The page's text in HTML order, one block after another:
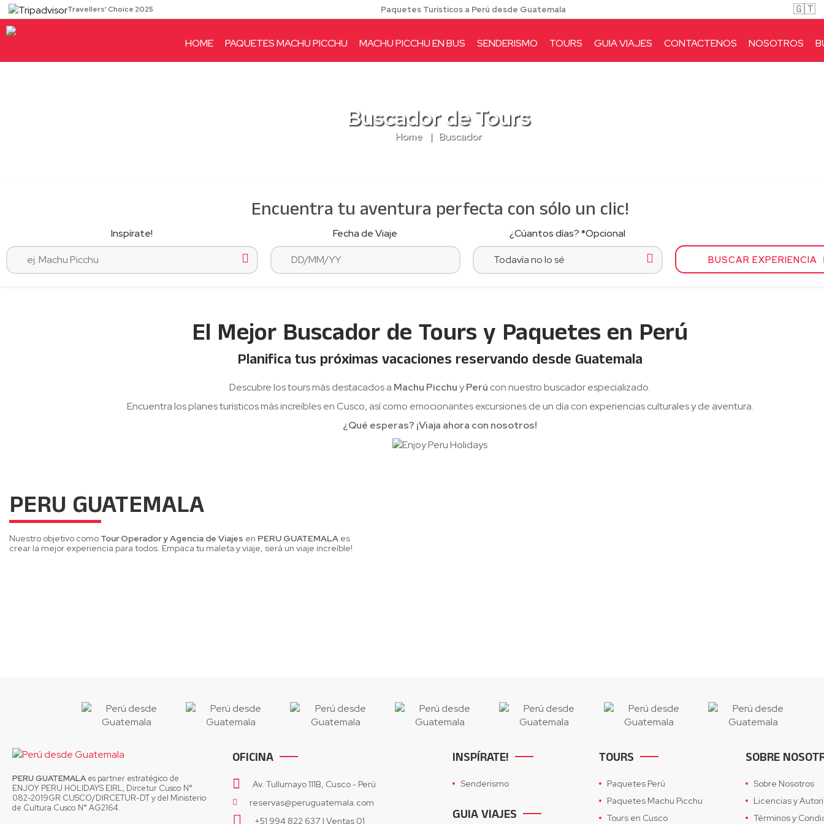
Travellers' Choice 2025 Paquetes Turísticos a Perú desde Guatemala 🇬🇹
HOME PAQUETES MACHU PICCHU MACHU PICCHU EN BUS SENDERISMO TOURS GUIA VIAJES CONTACTENOS NOSOTROS
Buscador de Tours
Home Buscador
Encuentra tu aventura perfecta con sólo un clic!
Inspírate! Fecha de Viaje ¿Cúantos días? *Opcional
BUSCAR EXPERIENCIA
El Mejor Buscador de Tours y Paquetes en Perú
Planifica tus próximas vacaciones reservando desde Guatemala
Descubre los tours más destacados a Machu PicchuyPerú con nuestro buscador especializado.
Encuentra los planes turísticos más increíbles en Cusco, así como emocionantes excursiones de un día con experiencias culturales y de aventura.
¿Qué esperas? ¡Viaja ahora con nosotros!
PERU GUATEMALA
Nuestro objetivo como Tour Operador y Agencia de Viajes en PERU GUATEMALA es
crear la mejor experiencia para todos. Empaca tu maleta y viaje, será un viaje increíble!
PERU GUATEMALA es partner estratégico de
ENJOY PERU HOLIDAYS EIRL, Dircetur Cusco N°
082-2019GR CUSCO/DIRCETUR-DT y del Ministerio
de Cultura Cusco N° AG2164.
OFICINA
Av. Tullumayo 111B, Cusco - Perú
reservas@peruguatemala.com
+51 994 822 637 | Ventas 01
INSPÍRATE!
Senderismo
GUIA VIAJES
TOURS
Paquetes Perú
Paquetes Machu Picchu
Tours en Cusco
SOBRE
Sobre Nosotros
Licencias y
Términos y